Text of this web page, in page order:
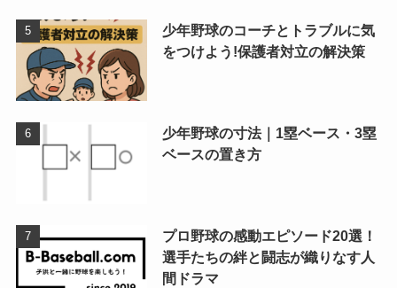
少年野球のコーチとトラブルに気
をつけよう!保護者対立の解決策
少年野球の寸法｜1塁ベース・3塁
ベースの置き方
プロ野球の感動エピソード20選！
選手たちの絆と闘志が織りなす人
間ドラマ